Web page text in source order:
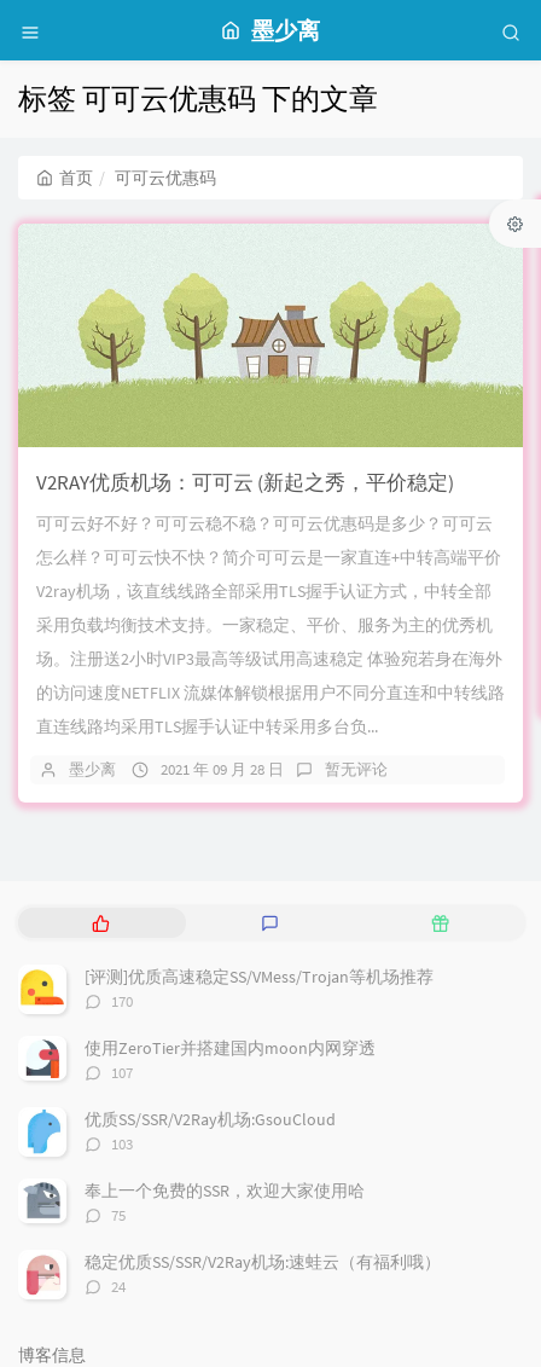
墨少离
标签 可可云优惠码 下的文章
首页 可可云优惠码
V2RAY优质机场：可可云 (新起之秀，平价稳定)
可可云好不好？可可云稳不稳？可可云优惠码是多少？可可云
怎么样？可可云快不快？简介可可云是一家直连+中转高端平价
V2ray机场，该直线线路全部采用TLS握手认证方式，中转全部
采用负载均衡技术支持。一家稳定、平价、服务为主的优秀机
场。注册送2小时VIP3最高等级试用高速稳定 体验宛若身在海外
的访问速度NETFLIX 流媒体解锁根据用户不同分直连和中转线路
直连线路均采用TLS握手认证中转采用多台负...
墨少离 2021 年 09 月 28 日 暂无评论
热
文
章
随
[评测]优质高速稳定SS/VMess/Trojan等机场推荐
评
数：
170
使用ZeroTier并搭建国内moon内网穿透
评
数：
107
优质SS/SSR/V2Ray机场:GsouCloud
评
数：
103
奉上一个免费的SSR，欢迎大家使用哈
评
数：
75
稳定优质SS/SSR/V2Ray机场:速蛙云（有福利哦）
评
24
博客信息